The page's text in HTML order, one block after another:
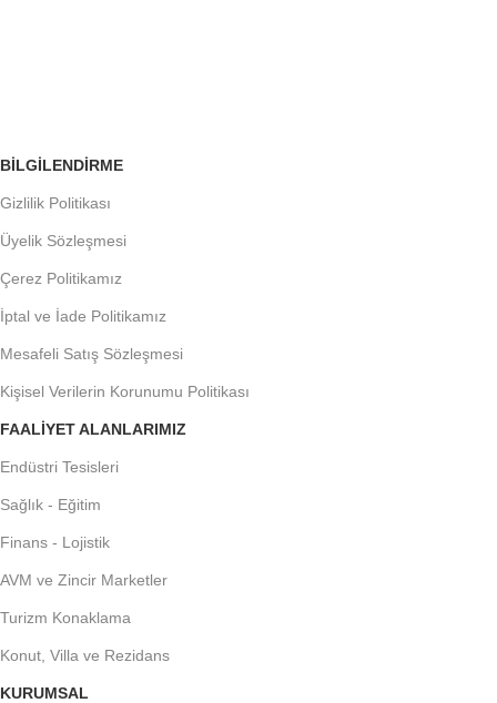
BILGILENDIRME
Gizlilik Politikası
Üyelik Sözleşmesi
Çerez Politikamız
İptal ve İade Politikamız
Mesafeli Satış Sözleşmesi
Kişisel Verilerin Korunumu Politikası
FAALIYET ALANLARIMIZ
Endüstri Tesisleri
Sağlık - Eğitim
Finans - Lojistik
AVM ve Zincir Marketler
Turizm Konaklama
Konut, Villa ve Rezidans
KURUMSAL